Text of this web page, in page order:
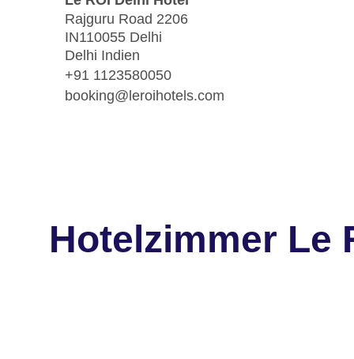
Rajguru Road 2206
IN110055 Delhi
Delhi Indien
+91 1123580050
booking@leroihotels.com
Hotelzimmer Le